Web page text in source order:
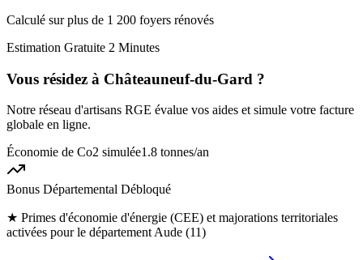
Calculé sur plus de 1 200 foyers rénovés
Estimation Gratuite 2 Minutes
Vous résidez à Châteauneuf-du-Gard ?
Notre réseau d'artisans RGE évalue vos aides et simule votre facture
globale en ligne.
Économie de Co2 simulée1.8 tonnes/an
Bonus Départemental Débloqué
★ Primes d'économie d'énergie (CEE) et majorations territoriales
activées pour le département Aude (11)